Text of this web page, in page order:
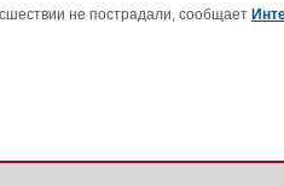
не пострадали, сообщает